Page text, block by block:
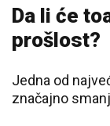
Da li će
prošlost?
Jedna od
značajno